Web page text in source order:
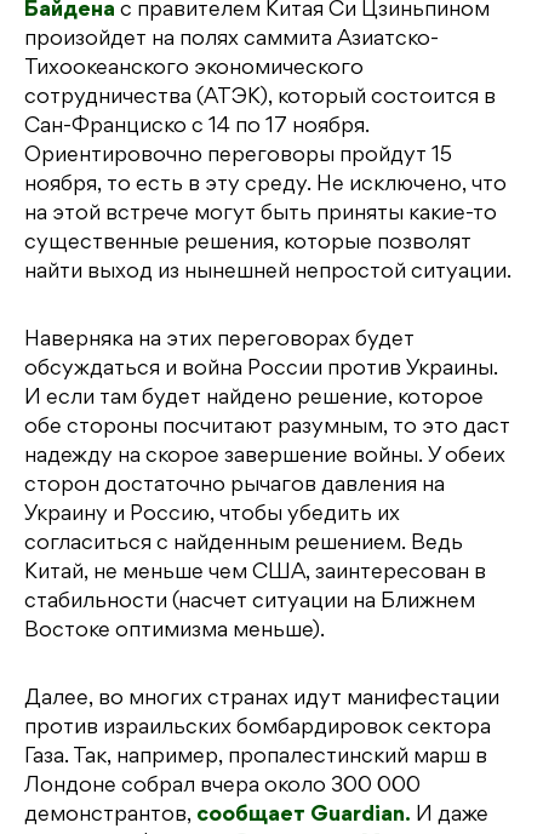
Байдена с правителем Китая Си Цзиньпином
произойдет на полях саммита Азиатско-
Тихоокеанского экономического
сотрудничества (АТЭК), который состоится в
Сан-Франциско с 14 по 17 ноября.
Ориентировочно переговоры пройдут 15
ноября, то есть в эту среду. Не исключено, что
на этой встрече могут быть приняты какие-то
существенные решения, которые позволят
найти выход из нынешней непростой ситуации.
Наверняка на этих переговорах будет
обсуждаться и война России против Украины.
И если там будет найдено решение, которое
обе стороны посчитают разумным, то это даст
надежду на скорое завершение войны. У обеих
сторон достаточно рычагов давления на
Украину и Россию, чтобы убедить их
согласиться с найденным решением. Ведь
Китай, не меньше чем США, заинтересован в
стабильности (насчет ситуации на Ближнем
Востоке оптимизма меньше).
Далее, во многих странах идут манифестации
против израильских бомбардировок сектора
Газа. Так, например, пропалестинский марш в
Лондоне собрал вчера около 300 000
демонстрантов, сообщает Guardian. И даже